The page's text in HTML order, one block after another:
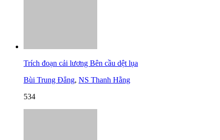
Trích đoạn cải lương Bên cầu dệt lụa
Bùi Trung Đẳng, NS Thanh Hằng
534